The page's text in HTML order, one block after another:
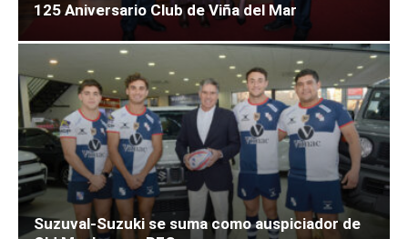
125 Aniversario Club de Viña del Mar
Suzuval-Suzuki se suma como auspiciador de